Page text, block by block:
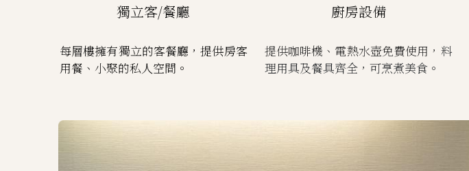
獨立客/餐廳
每層樓擁有獨立的客餐廳，提供房客
用餐、小聚的私人空間。
廚房設備
提供咖啡機、電熱水壺免費使用， 料
理用具及餐具齊全，可烹煮美食。